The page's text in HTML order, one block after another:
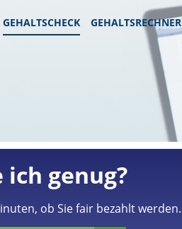
GEHALTSCHECK GEHALTSRECHNER
genug?
ob Sie fair bezahlt werden.